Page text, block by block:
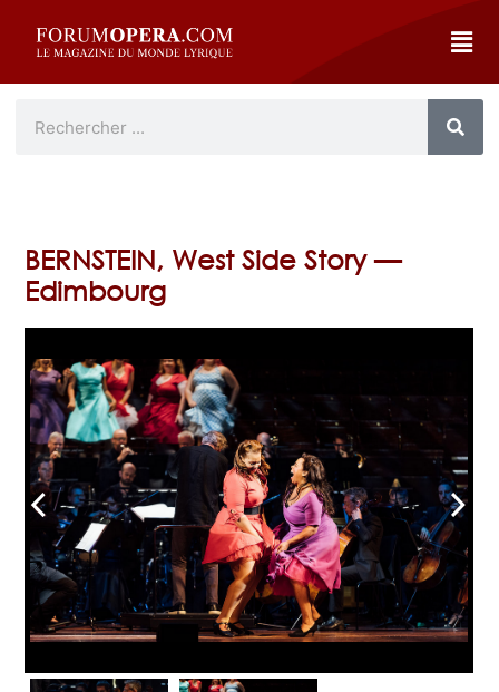
BERNSTEIN, West Side Story —
Edimbourg
arrow_back_ios arrow_forward_ios